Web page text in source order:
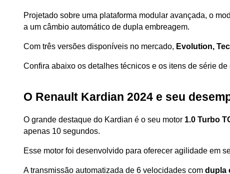
Projetado sobre uma plataforma modular avançada, o
a um câmbio automático de dupla embreagem.
Com três versões disponíveis no mercado, Evolution,
Confira abaixo os detalhes técnicos e os itens de série de
O Renault Kardian 2024 e seu
O grande destaque do Kardian é o seu motor 1.0 Turbo
apenas 10 segundos.
Esse motor foi desenvolvido para oferecer agilidade em
A transmissão automatizada de 6 velocidades com dupla